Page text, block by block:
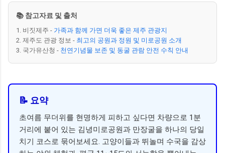
📚 참고자료 및 출처
1. 비짓제주 - 가족과 함께 가면 더욱 좋은 제주 관광지
2. 제주도 관광 정보 - 최고의 공원과 정원 및 미로공원 소개
3. 국가유산청 - 천연기념물 보존 및 동굴 관람 안전 수칙 안내
📝 요약
초여름 무더위를 현명하게 피하고 싶다면 차량으로 1분
거리에 붙어 있는 김녕미로공원과 만장굴을 하나의 당일
치기 코스로 묶어보세요. 고양이들과 뛰놀며 수국을 감상